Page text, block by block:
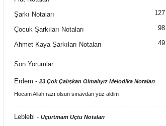
Şarkı Notaları 127
Çocuk Şarkıları Notaları 98
Ahmet Kaya Şarkıları Notaları 49
Son Yorumlar
Erdem - 23 Çok Çalışkan Olmalıyız Melodika Notaları
Hocam Allah razı olsun sınavdan yüz aldim
Leblebi - Uçurtmam Uçtu Notaları